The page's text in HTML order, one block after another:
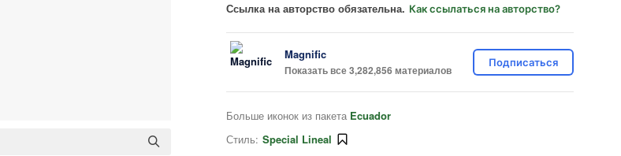
Ссылка на авторство обязательна. Как ссылаться на авторство?
Magnific
Показать все 3,282,856 материалов
Подписаться
Больше иконок из пакета Ecuador
Стиль: Special Lineal